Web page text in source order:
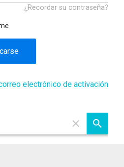
¿Recordar su contraseña?
electrónico de activación